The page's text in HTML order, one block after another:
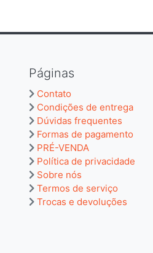
Páginas
Contato
Condições de entrega
Dúvidas frequentes
Formas de pagamento
PRÉ-VENDA
Política de privacidade
Sobre nós
Termos de serviço
Trocas e devoluções